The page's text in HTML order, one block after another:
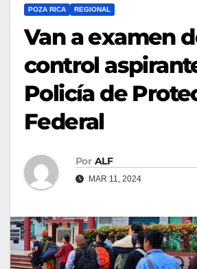
POZA RICA REGIONAL
Van a examen
control
Policía de
Federal
Por ALF
MAR 11, 2024